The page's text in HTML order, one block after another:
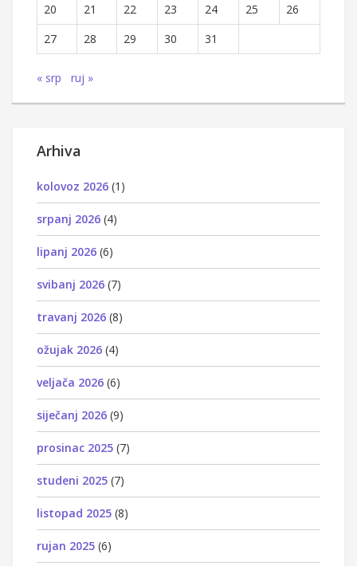
20
21 22 23 24 25
26
27
28 29 30 31
« srp ruj »
Arhiva
kolovoz 2026 (1)
srpanj 2026 (4)
lipanj 2026 (6)
svibanj 2026 (7)
travanj 2026 (8)
ožujak 2026 (4)
veljača 2026 (6)
siječanj 2026 (9)
prosinac 2025 (7)
studeni 2025 (7)
listopad 2025 (8)
rujan 2025 (6)